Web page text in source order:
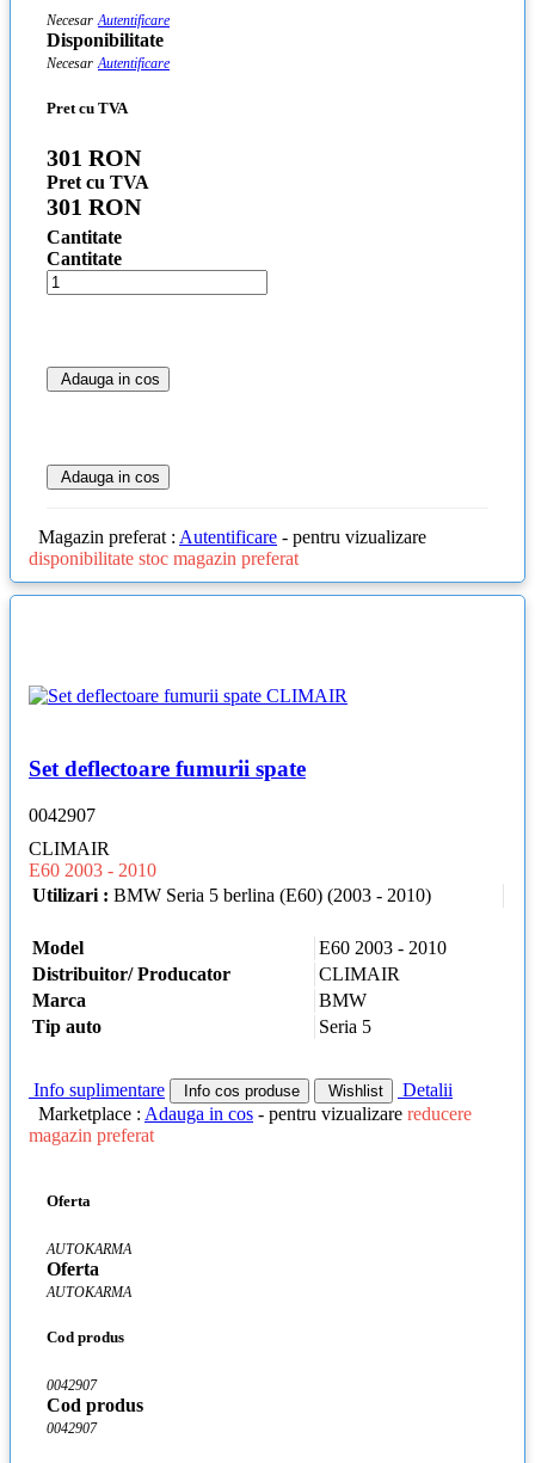
Necesar Autentificare
Disponibilitate
Necesar Autentificare
Pret cu TVA
301 RON
Pret cu TVA
301 RON
Cantitate
Cantitate
Adauga in cos
Adauga in cos
Magazin preferat : Autentificare - pentru vizualizare
disponibilitate stoc magazin preferat
Set deflectoare fumurii spate
0042907
CLIMAIR
E60 2003 - 2010
Utilizari : BMW Seria 5 berlina (E60) (2003 - 2010)
Model
E60 2003 - 2010
Distribuitor/ Producator
CLIMAIR
Marca
BMW
Tip auto
Seria 5
Info suplimentare Info cos produse Wishlist
Detalii
Marketplace : Adauga in cos - pentru vizualizare reducere
magazin preferat
Oferta
AUTOKARMA
Oferta
AUTOKARMA
Cod produs
0042907
Cod produs
0042907